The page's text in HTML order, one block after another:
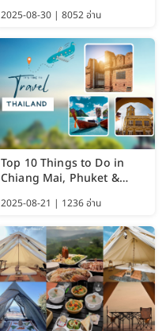
2025-08-30 | 8052 อ่าน
Top 10 Things to Do in
Chiang Mai, Phuket &
Pattaya (Thailand Travel
Guide 2025)
2025-08-21 | 1236 อ่าน